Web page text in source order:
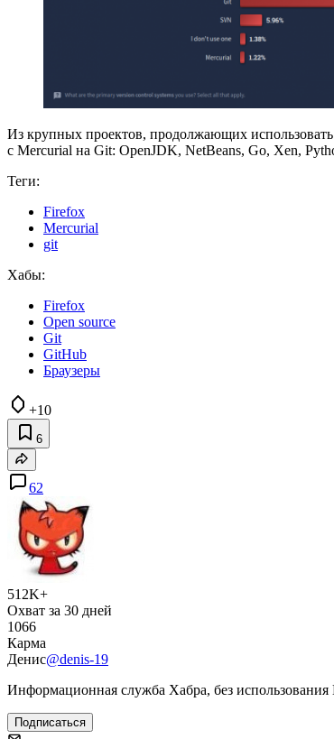
Из крупных проектов, продолжающих
с Mercurial на Git: OpenJDK, NetBeans, Go, Xen,
Теги:
Firefox
Mercurial
git
Хабы:
Firefox
Open source
Git
GitHub
Браузеры
+10
6
62
512K+
Охват за 30 дней
1066
Карма
Денис@denis-19
Информационная служба Хабра, без
Подписаться